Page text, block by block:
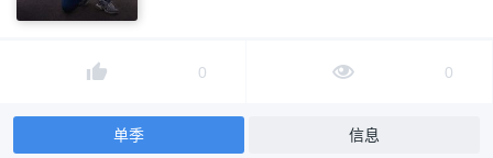
0 0
单季 信息